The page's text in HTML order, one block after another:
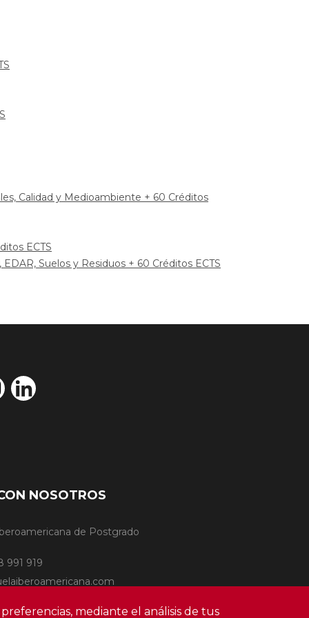
Calidad y Medioambiente + 60 Créditos
ECTS
Suelos y Residuos + 60 Créditos ECTS
NOSOTROS
de Postgrado
991 919
mediante el análisis de tus